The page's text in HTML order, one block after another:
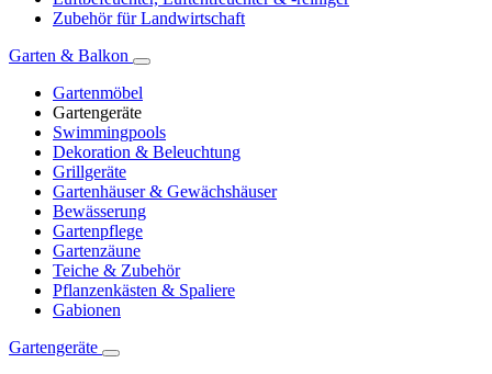
Zubehör für Landwirtschaft
Garten & Balkon
Gartenmöbel
Gartengeräte
Swimmingpools
Dekoration & Beleuchtung
Grillgeräte
Gartenhäuser & Gewächshäuser
Bewässerung
Gartenpflege
Gartenzäune
Teiche & Zubehör
Pflanzenkästen & Spaliere
Gabionen
Gartengeräte